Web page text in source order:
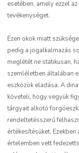
esetében, amely ezzel
tevékenységet.
Ezen okok miatt
pedig a jogalkalmazás
meglétét ne statikusan,
szemléletben általában
eszközök eladása. A
követeli, hogy vegyük
tárgyait alkotó
rendeltetésszerű
értékesítésüket.
értelemben vett